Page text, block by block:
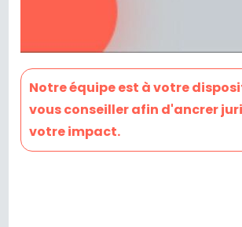
Notre équipe est à votre
vous conseiller afin d'ancrer
votre impact.